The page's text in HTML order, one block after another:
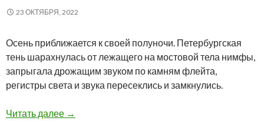
23 ОКТЯБРЯ, 2022
Осень приближается к своей полуночи. Петербургская
тень шарахнулась от лежащего на мостовой тела нимфы,
запрыгала дрожащим звуком по камням флейта,
регистры света и звука пересеклись и замкнулись.
Читать далее Goths Undead Party
→